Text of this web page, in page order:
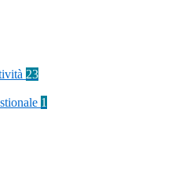
23
1